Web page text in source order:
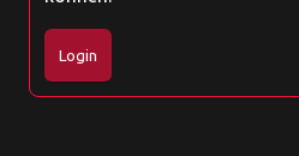
Login